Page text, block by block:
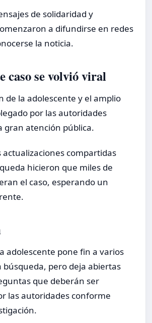
de solidaridad y
a difundirse en redes
la noticia.
caso se volvió viral
de la adolescente y el amplio
por las autoridades
gran atención pública.
actualizaciones compartidas
hicieron que miles de
el caso, esperando un
adolescente pone fin a varios
búsqueda, pero deja abiertas
que deberán ser
las autoridades conforme